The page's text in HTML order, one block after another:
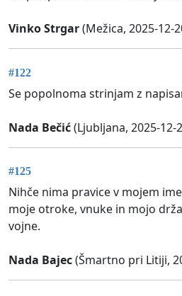
Vinko Strgar(Mežica, 2025-12-
#122
Se popolnoma strinjam z
Nada Bečić(Ljubljana, 2025-12-
#125
Nihče nima pravice v mojem
moje otroke, vnuke in mojo
vojne.
Nada Bajec(Šmartno pri Litiji,